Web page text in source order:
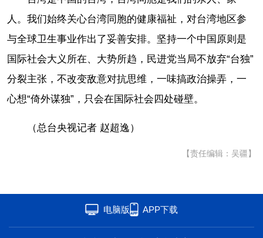
人。我们始终关心台湾同胞的健康福祉，对台湾地区参
与全球卫生事业作出了妥善安排。坚持一个中国原则是
国际社会大义所在、大势所趋，民进党当局不放弃“台独”
分裂主张，不改变敌意对抗思维，一味搞政治操弄，一
心想“倚外谋独”，只会在国际社会四处碰壁。
（总台央视记者 赵超逸）
【责任编辑：吴疆】
电脑版 APP下载